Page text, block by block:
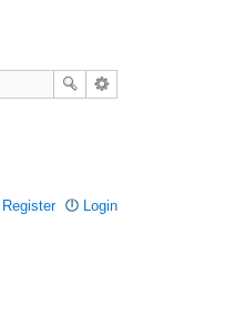
Login
Register